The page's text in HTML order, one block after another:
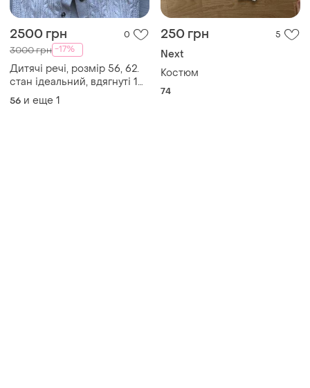
2500 грн 0
3000 грн -17%
Дитячі речі, розмір 56, 62.
стан ідеальний, вдягнуті 1
раз
56 и еще 1
250 грн 5
Next
Костюм
74